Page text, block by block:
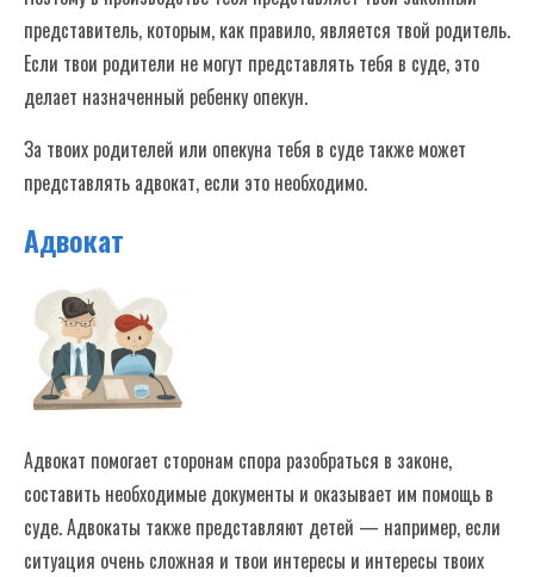
представитель, которым, как правило, является твой родитель.
Если твои родители не могут представлять тебя в суде, это
делает назначенный ребенку опекун.
За твоих родителей или опекуна тебя в суде также может
представлять адвокат, если это необходимо.
Адвокат
Адвокат помогает сторонам спора разобраться в законе,
составить необходимые документы и оказывает им помощь в
суде. Адвокаты также представляют детей — например, если
ситуация очень сложная и твои интересы и интересы твоих